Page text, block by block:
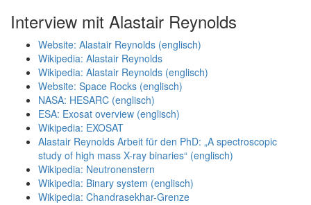
Interview mit Alastair Reynolds
Website: Alastair Reynolds (englisch)
Wikipedia: Alastair Reynolds
Wikipedia: Alastair Reynolds (englisch)
Website: Space Rocks (englisch)
NASA: HESARC (englisch)
ESA: Exosat overview (englisch)
Wikipedia: EXOSAT
Alastair Reynolds Arbeit für den PhD: „A spectroscopic
study of high mass X-ray binaries“ (englisch)
Wikipedia: Neutronenstern
Wikipedia: Binary system (englisch)
Wikipedia: Chandrasekhar-Grenze